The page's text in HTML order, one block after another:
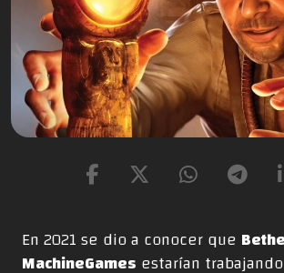
En 2021 se dio a conocer que
MachineGames estarían